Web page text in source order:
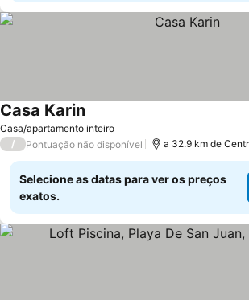
Casa/apartamento inteiro
Casa Karin
/ Pontuação não disponível a 32.9 km de
Selecione as datas para ver os preços
exatos.